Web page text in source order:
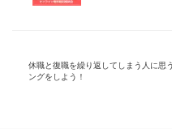
休職と復職を繰り返してしまう人に思
ングをしよう！